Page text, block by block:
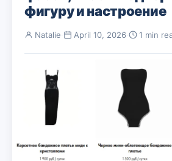
фигуру и настроение
Natalie April 10, 2026 1 min